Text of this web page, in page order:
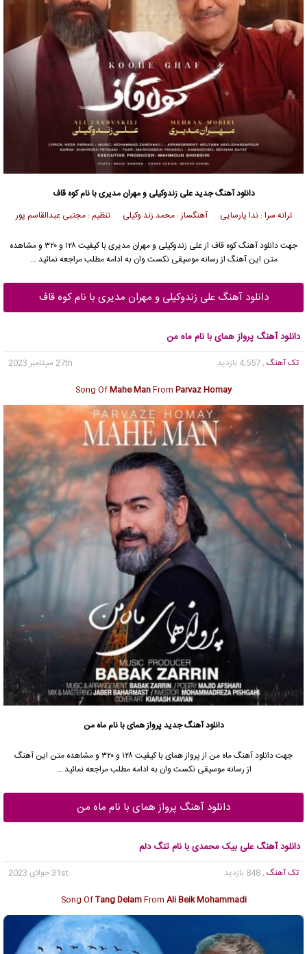
دانلود آهنگ جدیدعلی زندوکیلی و مهران مدیری با نام کوه قاف
ترانه سرا : ندا پارسایی آهنگساز : محمد زند وکیلی تنظیم : مجتبی عبدالقاسم پور
جهت دانلود آهنگ کوه قاف ازعلی زندوکیلی
و مهران مدیری با کیفیت ۱۲۸ و ۳۲۰ و مشاهده
متن این آهنگ از رسانه موسیقی نکست وان به ادامه مطلب مراجعه نمائید …
دانلود آهنگ علی زندوکیلی و مهران مدیری با نام کوه قاف
دانلود آهنگ پرواز همای با نام ماه من
تک آهنگ , 4,557 بازدید
27th سپتامبر 2023
Song OfMahe ManFrom Parvaz Homay
دانلود آهنگ جدیدپرواز همایبا نام ماه من
جهت دانلود آهنگ ماه من از پرواز همای
با کیفیت ۱۲۸ و ۳۲۰ و مشاهده متن این آهنگ
از رسانه موسیقی نکست وان به ادامه مطلب مراجعه نمائید …
دانلود آهنگ پرواز همای با نام ماه من
دانلود آهنگ علی بیک محمدی با نام تنگ دلم
تک آهنگ , 848 بازدید
31st جولای 2023
Song OfTang DelamFrom Ali Beik Mohammadi